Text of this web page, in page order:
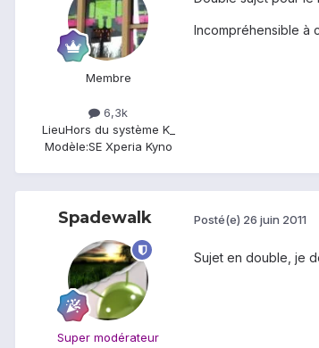
Membre
6,3k
LieuHors du système K_
Modèle:SE Xperia Kyno
Incompréhensible à
Spadewalk
Super modérateur
Posté(e) 26 juin 2011
Sujet en double, je